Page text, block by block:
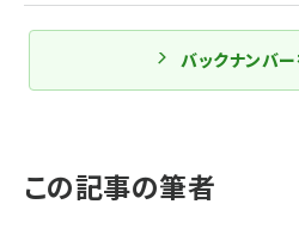
バックナンバ
この記事の筆者